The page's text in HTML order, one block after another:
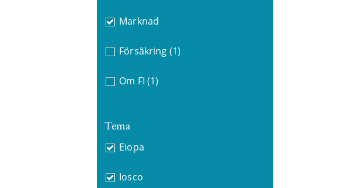
Marknad
Försäkring (1)
Om FI (1)
Tema
Eiopa
Iosco